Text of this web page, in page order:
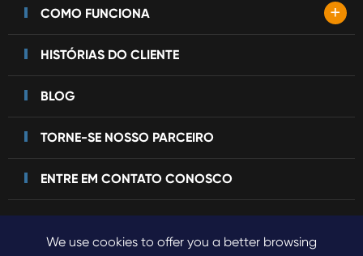
COMO FUNCIONA +
HISTÓRIAS DO CLIENTE
BLOG
TORNE-SE NOSSO PARCEIRO
ENTRE EM CONTATO CONOSCO
We use cookies to offer you a better browsing